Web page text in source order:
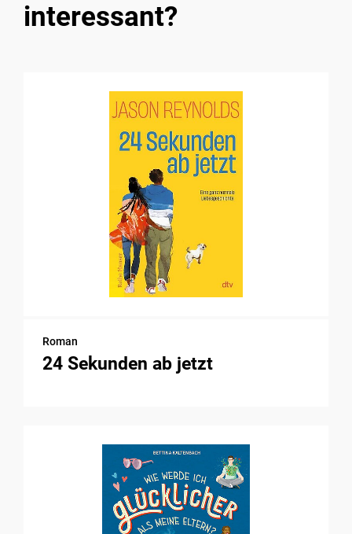
interessant?
Roman
24 Sekunden ab jetzt